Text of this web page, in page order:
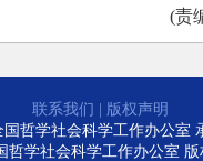
(责
联系我们
版权声明
哲学社会科学工作办公室
哲学社会科学工作办公室